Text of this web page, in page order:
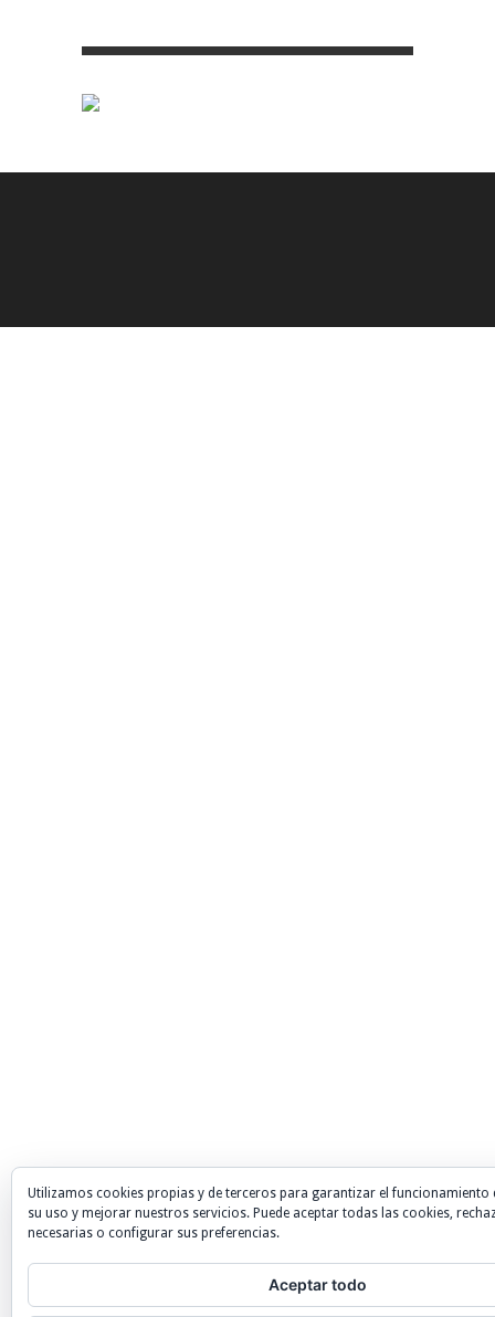
Utilizamos cookies propias y de terceros para garantizar el funcionamiento
su uso y mejorar nuestros servicios. Puede aceptar todas las cookies,
necesarias o configurar sus preferencias.
Aceptar todo